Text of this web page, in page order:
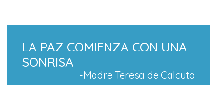
LA PAZ COMIENZA CON UNA
SONRISA
-Madre Teresa de Calcuta